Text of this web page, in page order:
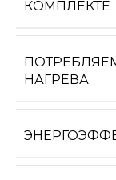
КОМПЛЕКТЕ
НАГРЕВА